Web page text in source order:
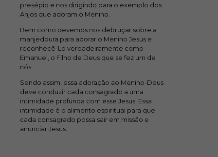
presépio e nos dirigindo para o exemplo dos
Anjos que adoram o Menino.
Bem como devemos nos debruçar sobre a
manjedoura para adorar o Menino Jesus e
reconhecê-Lo verdadeiramente como
Emanuel, o Filho de Deus que se fez um de
nós.
Sendo assim, essa adoração ao Menino-Deus
deve conduzir cada consagrado a uma
intimidade profunda com esse Jesus. Essa
intimidade é o alimento espiritual para que
cada consagrado possa sair em missão e
anunciar Jesus.